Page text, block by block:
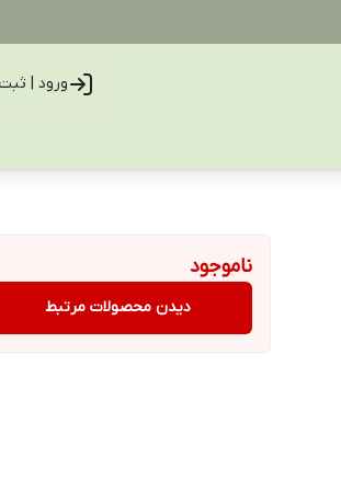
ورود |
ناموجود
دیدن محصولات مرتبط